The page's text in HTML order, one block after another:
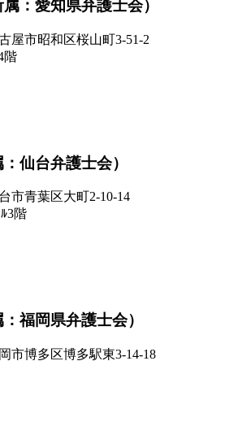
属：愛知県弁護士会）
屋市昭和区桜山町3-51-2
階
：仙台弁護士会）
市青葉区大町2-10-14
3階
：福岡県弁護士会）
市博多区博多駅東3-14-18